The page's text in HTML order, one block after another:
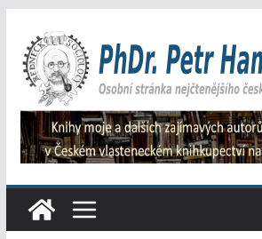
obsah